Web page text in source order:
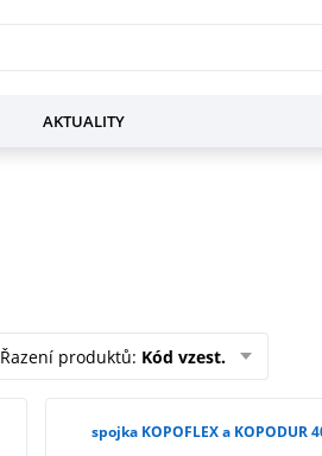
AKTUALITY
Řazení produktů: Kód vzest.
spojka KOPOFLEX a KOPODUR